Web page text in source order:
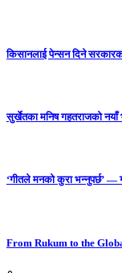
किसानलाई पेन्सन दिने
सुर्खेतका मनिष गहतराजको नयाँ
‘गीतले मनको कुरा भन्नुपर्छ’
From Rukum to the